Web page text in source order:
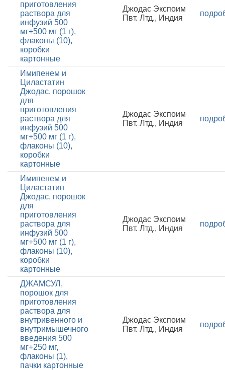
приготовления
раствора для
инфузий 500
мг+500 мг (1 г),
флаконы (10),
коробки
картонные
Джодас Экспоим
Пвт. Лтд., Индия
Имипенем и
Циластатин
Джодас, порошок
для
приготовления
раствора для
инфузий 500
мг+500 мг (1 г),
флаконы (10),
коробки
картонные
Джодас Экспоим
Пвт. Лтд., Индия
Имипенем и
Циластатин
Джодас, порошок
для
приготовления
раствора для
инфузий 500
мг+500 мг (1 г),
флаконы (10),
коробки
картонные
Джодас Экспоим
Пвт. Лтд., Индия
ДЖАМСУЛ,
порошок для
приготовления
раствора для
внутривенного и
внутримышечного
введения 500
мг+250 мг,
флаконы (1),
пачки картонные
Джодас Экспоим
Пвт. Лтд., Индия